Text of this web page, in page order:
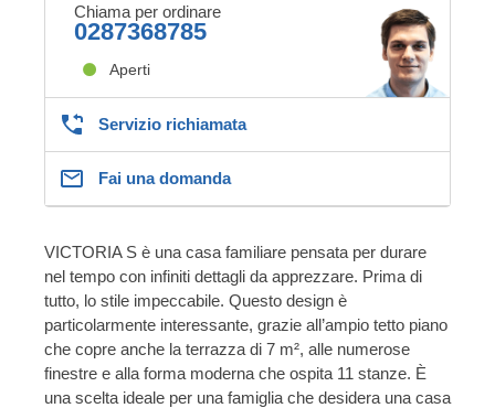
Chiama per ordinare
0287368785
Aperti
Servizio richiamata
Fai una domanda
VICTORIA S è una casa familiare pensata per durare
nel tempo con infiniti dettagli da apprezzare. Prima di
tutto, lo stile impeccabile. Questo design è
particolarmente interessante, grazie all’ampio tetto piano
che copre anche la terrazza di 7 m², alle numerose
finestre e alla forma moderna che ospita 11 stanze. È
una scelta ideale per una famiglia che desidera una casa